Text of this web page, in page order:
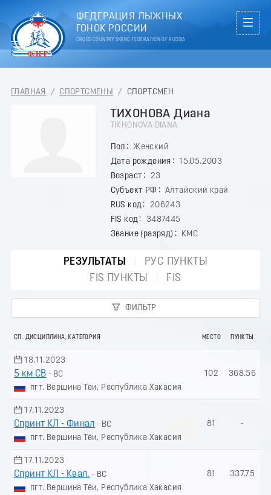
ФЕДЕРАЦИЯ ЛЫЖНЫХ
ГОНОК РОССИИ
CROSS COUNTRY SKIING FEDERATION OF RUSSIA
ГЛАВНАЯ / СПОРТСМЕНЫ / СПОРТСМЕН
ТИХОНОВА Диана
TIKHONOVA DIANA
Пол
Женский
Дата рождения
15.05.2003
Возраст
23
Субъект РФ
Алтайский край
RUS код
206243
FIS код
3487445
Звание (разряд)
КМС
РЕЗУЛЬТАТЫ
РУС ПУНКТЫ
FIS ПУНКТЫ
FIS
ФИЛЬТР
СП. ДИСЦИПЛИНА, КАТЕГОРИЯ МЕСТО ПУНКТЫ
18.11.2023
5 км СВ - ВС
пгт. Вершина Тёи, Республика Хакасия
102 368.56
17.11.2023
Спринт КЛ - Финал - ВС
пгт. Вершина Тёи, Республика Хакасия
81 -
17.11.2023
Спринт КЛ - Квал. - ВС
пгт. Вершина Тёи, Республика Хакасия
81 337.75